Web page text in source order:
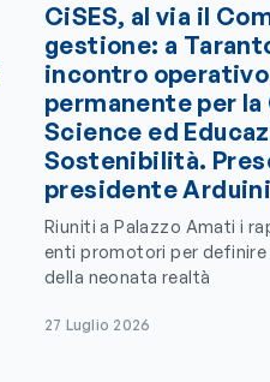
CiSES, al via il
gestione: a
incontro operativo
permanente per
Science ed
Sostenibilità.
presidente Arduini
Riuniti a Palazzo Amati i
enti promotori per
della neonata realtà
27 Luglio 2026